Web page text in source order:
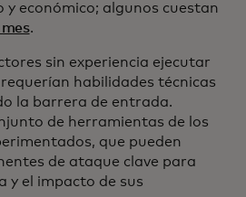
y económico; algunos cuestan
.
sin experiencia ejecutar
habilidades técnicas
la barrera de entrada.
de herramientas de los
que pueden
de ataque clave para
y el impacto de sus